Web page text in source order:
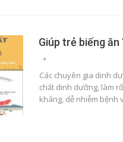
Giúp trẻ biếng ăn
Các chuyên gia dinh
chất dinh dưỡng, làm
kháng, dễ nhiễm bệnh